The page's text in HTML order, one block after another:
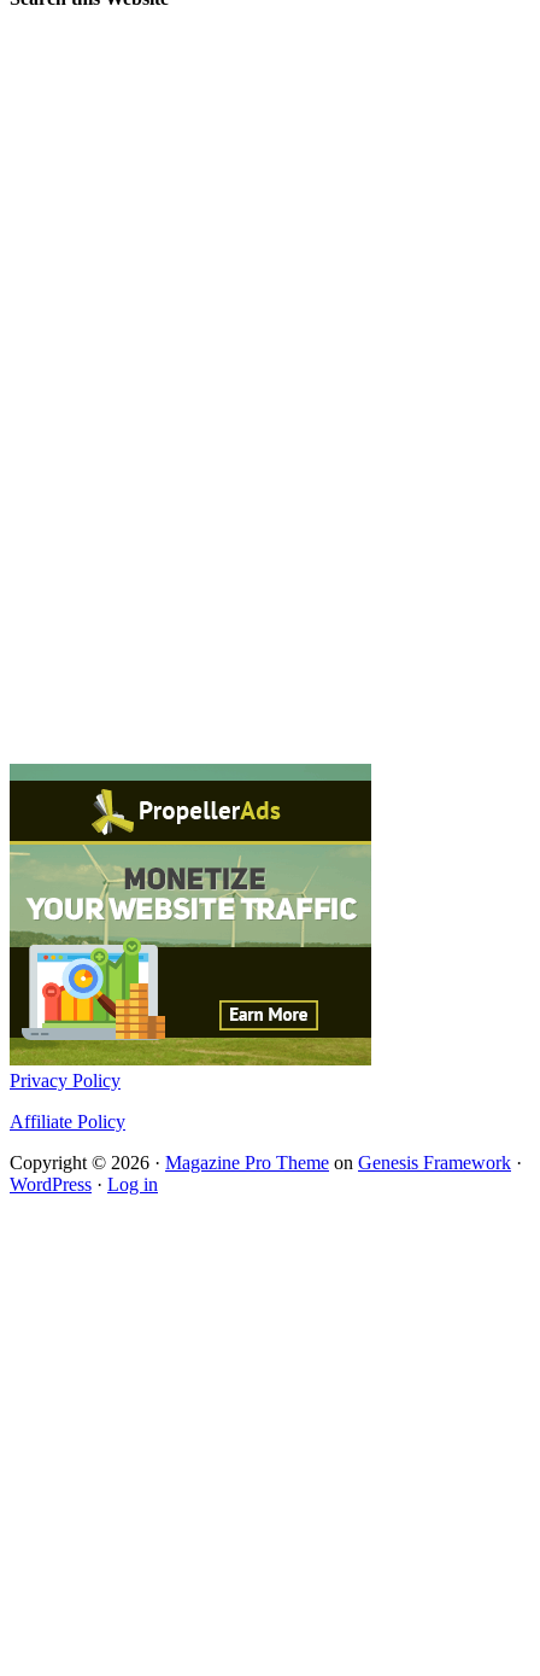
Privacy Policy
Affiliate Policy
Copyright © 2026 · Magazine Pro Theme on Genesis Framework ·
WordPress · Log in